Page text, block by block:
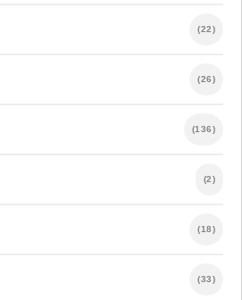
(22)
(26)
(136)
(2)
(18)
(33)